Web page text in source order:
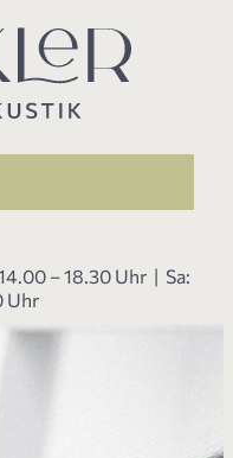
– 18.30 Uhr | Sa:
Uhr